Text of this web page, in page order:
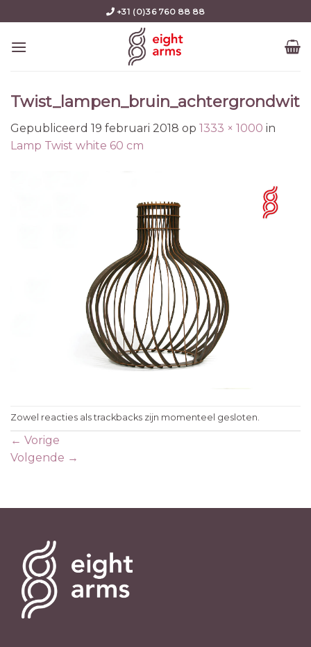
to
content
+31 (0)36 760 88 88
Twist_lampen_bruin_achtergrondwit
Gepubliceerd 19 februari 2018 op 1333 × 1000 in
Lamp Twist white 60 cm
Zowel reacties als trackbacks zijn momenteel gesloten.
← Vorige
Volgende →